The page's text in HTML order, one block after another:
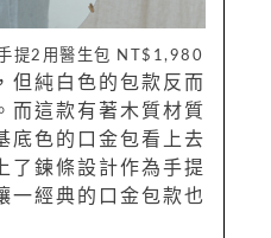
提2用醫生包 NT$1,980
但純白色的包款反而
而這款有著木質材質
底色的口金包看上去
了鍊條設計作為手提
一經典的口金包款也